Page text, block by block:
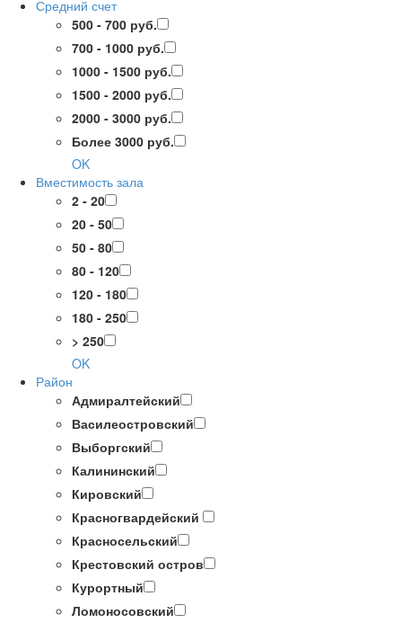
Средний счет
500 - 700 руб.
700 - 1000 руб.
1000 - 1500 руб.
1500 - 2000 руб.
2000 - 3000 руб.
Более 3000 руб.
OK
Вместимость зала
2 - 20
20 - 50
50 - 80
80 - 120
120 - 180
180 - 250
> 250
OK
Район
Адмиралтейский
Василеостровский
Выборгский
Калининский
Кировский
Красногвардейский
Красносельский
Крестовский остров
Курортный
Ломоносовский